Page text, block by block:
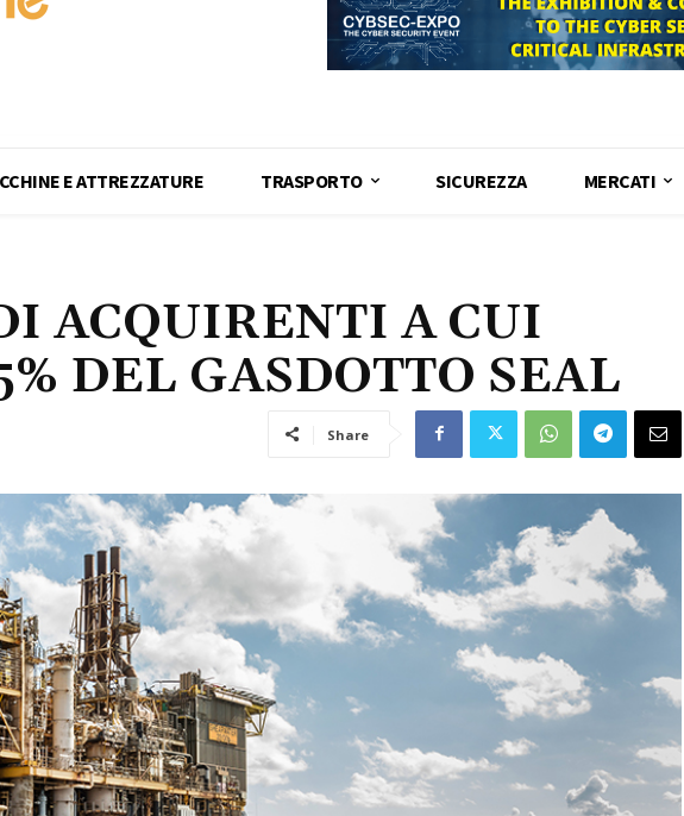
E ATTREZZATURE TRASPORTO SICUREZZA MERCATI
ACQUIRENTI A CUI
DEL GASDOTTO SEAL
Share